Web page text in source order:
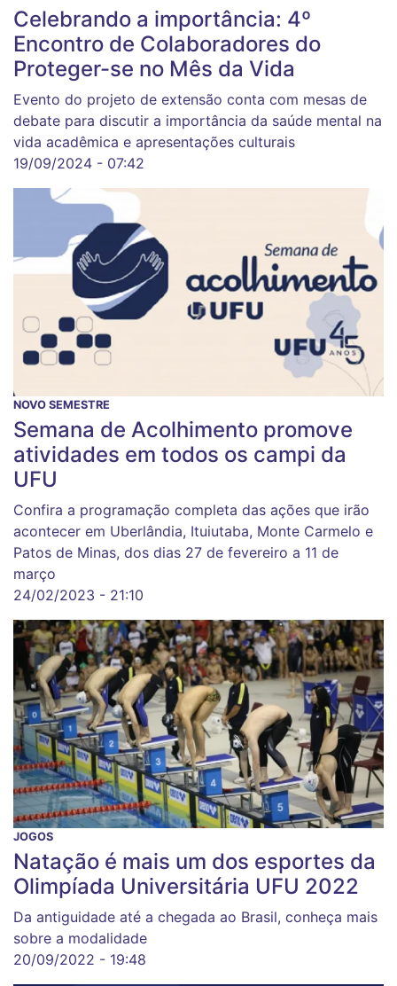
Celebrando a importância: 4º
Encontro de Colaboradores do
Proteger-se no Mês da Vida
Evento do projeto de extensão conta com mesas de
debate para discutir a importância da saúde mental na
vida acadêmica e apresentações culturais
19/09/2024 - 07:42
NOVO SEMESTRE
Semana de Acolhimento promove
atividades em todos os campi da
UFU
Confira a programação completa das ações que irão
acontecer em Uberlândia, Ituiutaba, Monte Carmelo e
Patos de Minas, dos dias 27 de fevereiro a 11 de
março
24/02/2023 - 21:10
JOGOS
Natação é mais um dos esportes da
Olimpíada Universitária UFU 2022
Da antiguidade até a chegada ao Brasil, conheça mais
sobre a modalidade
20/09/2022 - 19:48